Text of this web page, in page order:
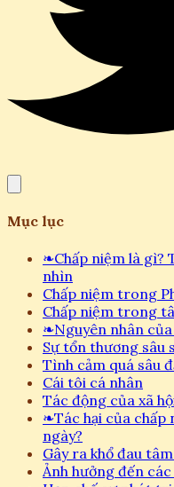
Mục lục
❧Chấp niệm là gì?
nhìn
Chấp niệm trong
Chấp niệm trong
❧Nguyên nhân
Sự tổn thương sâu
Tình cảm quá sâu
Cái tôi cá nhân
Tác động của xã
❧Tác hại của
ngày?
Gây ra khổ đau
Ảnh hưởng đến